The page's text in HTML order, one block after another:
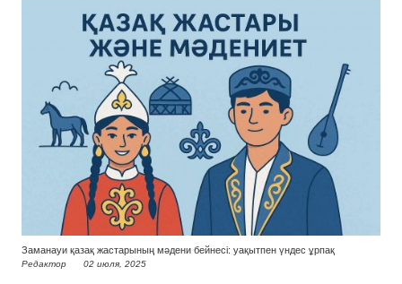
Заманауи қазақ жастарының мәдени бейнесі: уақытпен үндес ұрпақ
Редактор 02 июля, 2025